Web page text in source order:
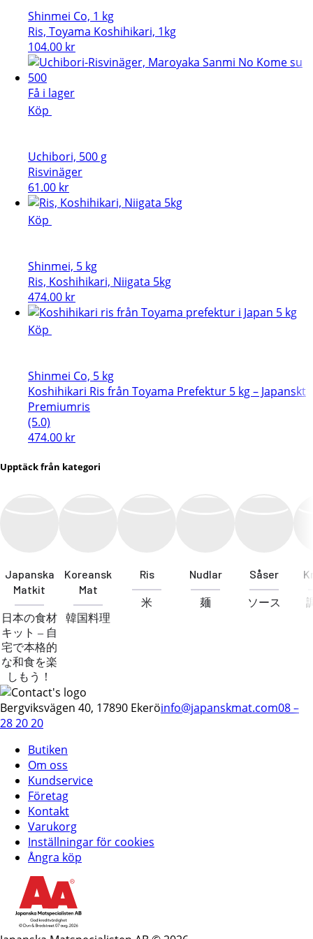
Shinmei Co, 1 kg
Ris, Toyama Koshihikari, 1kg
104.00 kr
Få i lager
Köp
Uchibori, 500 g
Risvinäger
61.00 kr
Köp
Shinmei, 5 kg
Ris, Koshihikari, Niigata 5kg
474.00 kr
Köp
Shinmei Co, 5 kg
Koshihikari Ris från Toyama Prefektur 5 kg – Japanskt
Premiumris
(5.0)
474.00 kr
Upptäck från kategori
Japanska
Matkit
日本の食材
キット – 自
宅で本格的
な和食を楽
しもう！
Koreansk
Mat
韓国料理
Ris
米
Nudlar
麺
Såser
ソース
Bergviksvägen 40, 17890 Ekeröinfo@japanskmat.com08 –
28 20 20
Butiken
Om oss
Kundservice
Företag
Kontakt
Varukorg
Inställningar för cookies
Ångra köp